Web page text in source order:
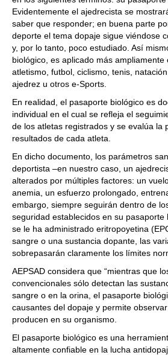
Evidentemente el ajedrecista se
saber que responder; en buena parte
deporte el tema dopaje sigue viéndose
y, por lo tanto, poco estudiado. Así
biológico, es aplicado más
atletismo, futbol, ciclismo, tenis,
ajedrez u otros e-Sports.
En realidad, el pasaporte biológico es
individual en el cual se refleja el
de los atletas registrados y se evalúa la
resultados de cada atleta.
En dicho documento, los parámetros
deportista –en nuestro caso, un
alterados por múltiples factores: un
anemia, un esfuerzo prolongado,
embargo, siempre seguirán dentro de
seguridad establecidos en su pasaporte
se le ha administrado eritropoyetina
sangre o una sustancia dopante, las
sobrepasarán claramente los límites
AEPSAD considera que “mientras que
convencionales sólo detectan las
sangre o en la orina, el pasaporte
causantes del dopaje y permite
producen en su organismo.
El pasaporte biológico es una
altamente confiable en la lucha